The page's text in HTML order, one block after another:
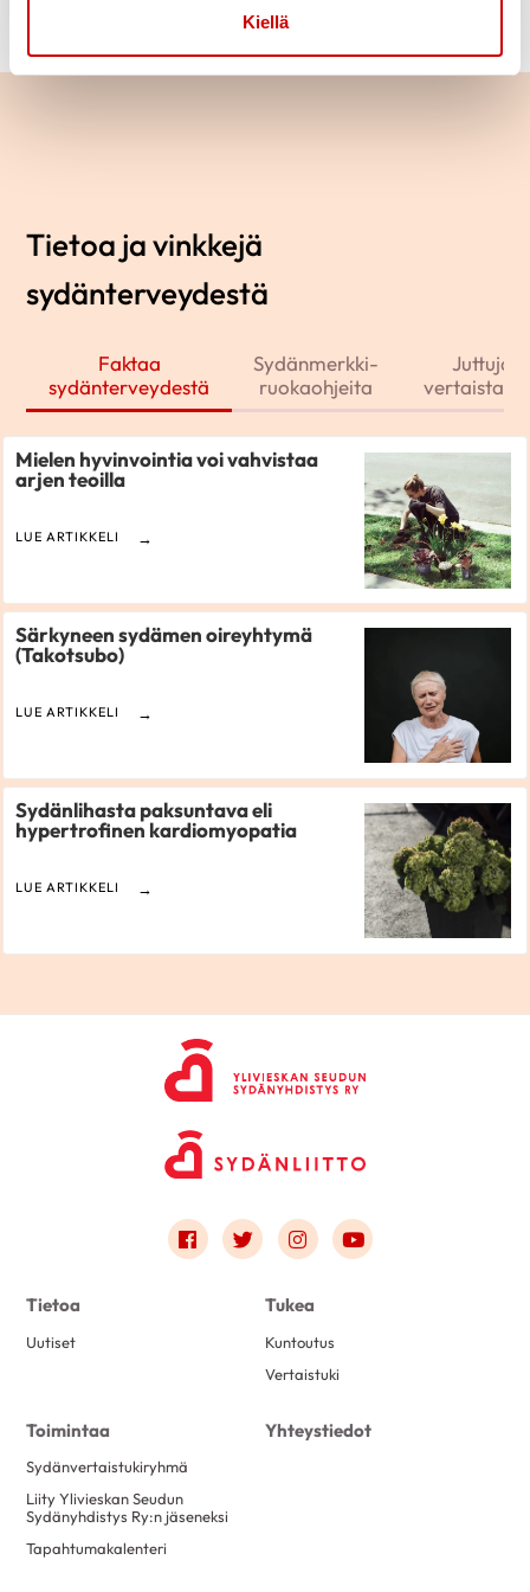
Kiellä
Tietoa ja vinkkejä
sydänterveydestä
Faktaa
sydänterveydestä
Sydänmerkki-
ruokaohjeita
Juttuja
Mielen hyvinvointia voi vahvistaa
arjen teoilla
LUE ARTIKKELI
Särkyneen sydämen oireyhtymä
(Takotsubo)
LUE ARTIKKELI
Sydänlihasta paksuntava eli
hypertrofinen kardiomyopatia
LUE ARTIKKELI
Link to facebook
Link to twitter
Link to instagram
Link to youtube
Tietoa
Uutiset
Tukea
Kuntoutus
Vertaistuki
Toimintaa
Sydänvertaistukiryhmä
Liity Ylivieskan Seudun
Sydänyhdistys Ry:n jäseneksi
Tapahtumakalenteri
Yhteystiedot